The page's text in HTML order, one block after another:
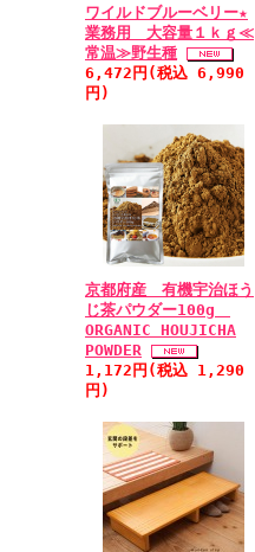
ワイルドブルーベリー★
業務用 大容量１ｋｇ≪
常温≫野生種
6,472円(税込 6,990
円)
京都府産 有機宇治ほう
じ茶パウダー100g
ORGANIC HOUJICHA
POWDER
1,172円(税込 1,290
円)